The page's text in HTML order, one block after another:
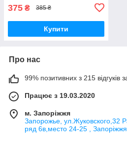
375 ₴ 385 ₴
Купити
Про нас
99% позитивних з 215 відгуків
Працює з 19.03.2020
м. Запоріжжя
Запорожье, ул.Жуковского,32
ряд 6в,место 24-25 ,